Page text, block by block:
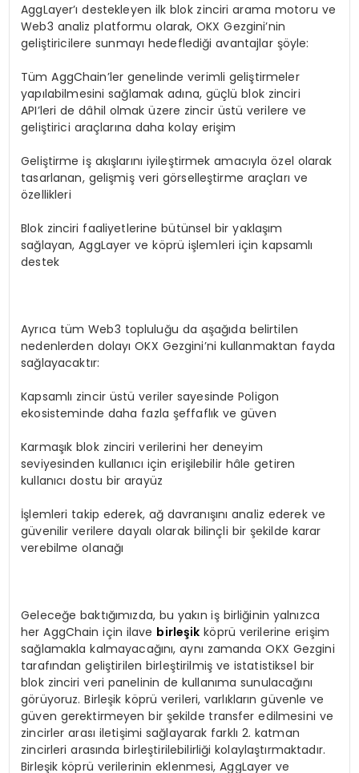
AggLayer’ı destekleyen ilk blok zinciri arama motoru ve
Web3 analiz platformu olarak, OKX Gezgini’nin
geliştiricilere sunmayı hedeflediği avantajlar şöyle:
Tüm AggChain’ler genelinde verimli geliştirmeler
yapılabilmesini sağlamak adına, güçlü blok zinciri
API’leri de dâhil olmak üzere zincir üstü verilere ve
geliştirici araçlarına daha kolay erişim
Geliştirme iş akışlarını iyileştirmek amacıyla özel olarak
tasarlanan, gelişmiş veri görselleştirme araçları ve
özellikleri
Blok zinciri faaliyetlerine bütünsel bir yaklaşım
sağlayan, AggLayer ve köprü işlemleri için kapsamlı
destek
Ayrıca tüm Web3 topluluğu da aşağıda belirtilen
nedenlerden dolayı OKX Gezgini’ni kullanmaktan fayda
sağlayacaktır:
Kapsamlı zincir üstü veriler sayesinde Poligon
ekosisteminde daha fazla şeffaflık ve güven
Karmaşık blok zinciri verilerini her deneyim
seviyesinden kullanıcı için erişilebilir hâle getiren
kullanıcı dostu bir arayüz
İşlemleri takip ederek, ağ davranışını analiz ederek ve
güvenilir verilere dayalı olarak bilinçli bir şekilde karar
verebilme olanağı
Geleceğe baktığımızda, bu yakın iş birliğinin yalnızca
her AggChain için ilave birleşik köprü verilerine erişim
sağlamakla kalmayacağını, aynı zamanda OKX Gezgini
tarafından geliştirilen birleştirilmiş ve istatistiksel bir
blok zinciri veri panelinin de kullanıma sunulacağını
görüyoruz. Birleşik köprü verileri, varlıkların güvenle ve
güven gerektirmeyen bir şekilde transfer edilmesini ve
zincirler arası iletişimi sağlayarak farklı 2. katman
zincirleri arasında birleştirilebilirliği kolaylaştırmaktadır.
Birleşik köprü verilerinin eklenmesi, AggLayer ve